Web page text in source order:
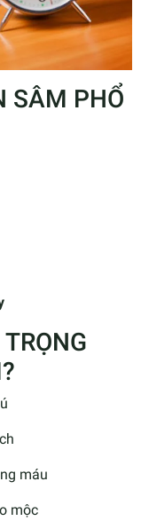
SÂM PHỔ
máu
mộc